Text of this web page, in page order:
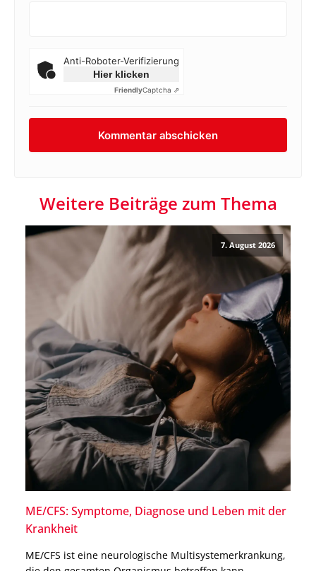
Anti-Roboter-Verifizierung
Hier klicken
FriendlyCaptcha ⇗
Weitere Beiträge zum Thema
7. August 2026
ME/CFS: Symptome, Diagnose und Leben mit der
Krankheit
ME/CFS ist eine neurologische Multisystemerkrankung,